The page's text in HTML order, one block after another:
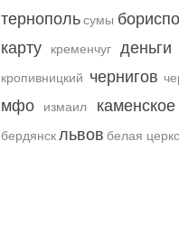
тернополь сумы
карту
кременчуг
кропивницкий чернигов
мфо измаил каменское
бердянскльвов белая